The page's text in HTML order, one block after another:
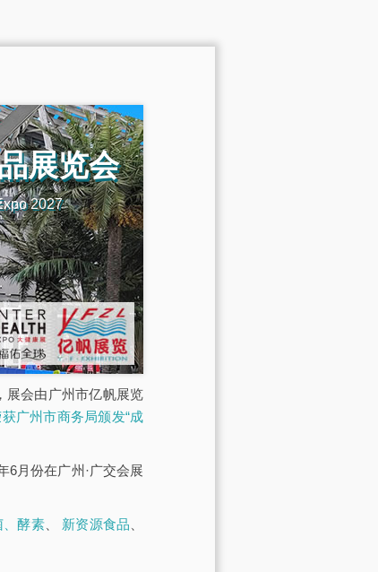
展览会
2027
展会由广州市亿帆展览
广州市商务局颁发“成
6月份在广州·广交会展
、酵素、 新资源食品